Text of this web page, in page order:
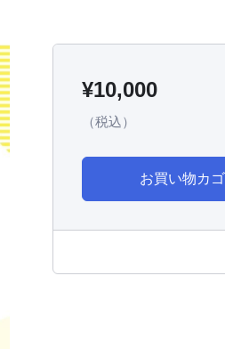
¥10,000
（税込）
お買い物カ